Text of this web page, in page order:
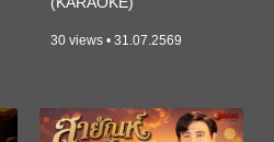
30 views • 31.07.2569